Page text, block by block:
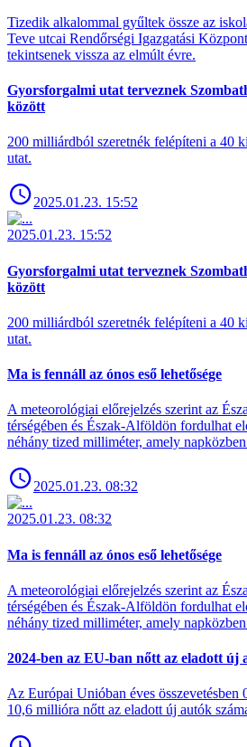
Tizedik alkalommal gyűltek össze az
Teve utcai Rendőrségi Igazgatási
tekintsenek vissza az elmúlt évre.
Gyorsforgalmi utat terveznek
között
200 milliárdból szeretnék felépíteni a 40
utat.
2025.01.23. 15:52
2025.01.23. 15:52
Gyorsforgalmi utat terveznek
között
200 milliárdból szeretnék felépíteni a 40
utat.
Ma is fennáll az ónos eső lehetősége
A meteorológiai előrejelzés szerint az
térségében és Észak-Alföldön fordulhat
néhány tized milliméter, amely
2025.01.23. 08:32
2025.01.23. 08:32
Ma is fennáll az ónos eső lehetősége
A meteorológiai előrejelzés szerint az
térségében és Észak-Alföldön fordulhat
néhány tized milliméter, amely
2024-ben az EU-ban nőtt az eladott új
Az Európai Unióban éves összevetésben
10,6 millióra nőtt az eladott új autók